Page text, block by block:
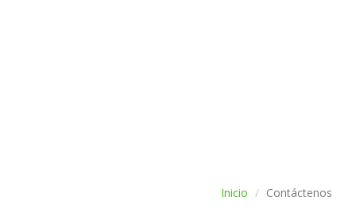
Inicio Contáctenos